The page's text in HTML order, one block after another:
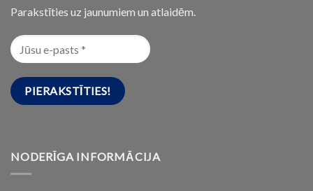
Parakstīties uz jaunumiem un atlaidēm.
NODERĪGA INFORMĀCIJA